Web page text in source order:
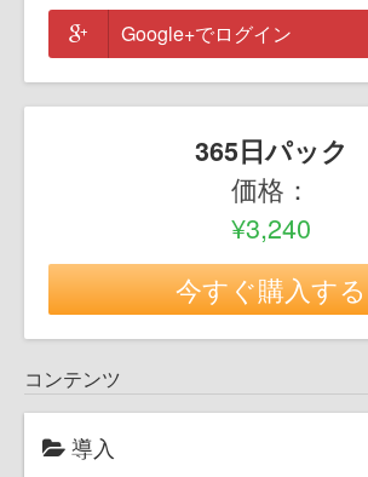
Google+でログイン
365日パック
価格：
¥3,240
今すぐ購入する
コンテンツ
導入